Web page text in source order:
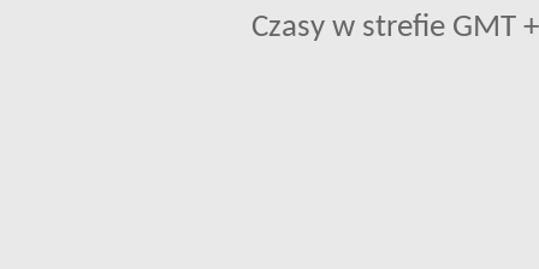
Czasy w strefie GMT